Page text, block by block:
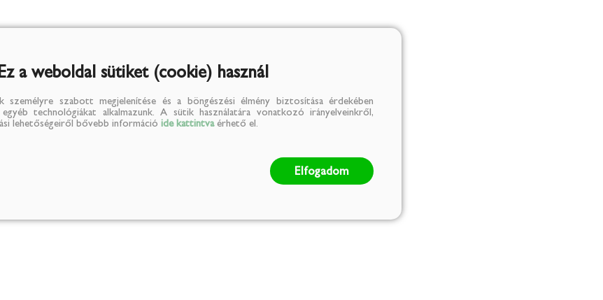
Ez a weboldal sütiket (cookie) használ
személyre szabott megjelenítése és a böngészési élmény biztosítása érdekében
technológiákat alkalmazunk. A sütik használatára vonatkozó irányelveinkről,
lehetőségeiről bővebb információ ide kattintvaérhető el.
Elfogadom